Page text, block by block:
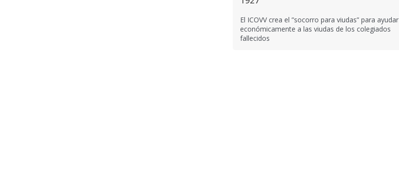
El ICOVV crea el ”socorro para viudas” para ayudar
económicamente a las viudas de los colegiados
fallecidos